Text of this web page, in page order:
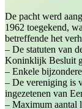
De pacht werd
1962 toegekend,
betreffende het
– De statuten van
Koninklijk Besluit
– Enkele
– De vereniging is
ingezetenen van
– Maximum aantal